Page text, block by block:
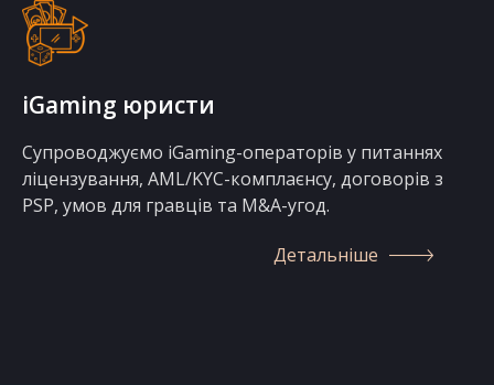
iGaming юристи
Супроводжуємо iGaming-операторів у питаннях
ліцензування, AML/KYC-комплаєнсу, договорів з
PSP, умов для гравців та M&A-угод.
Детальніше